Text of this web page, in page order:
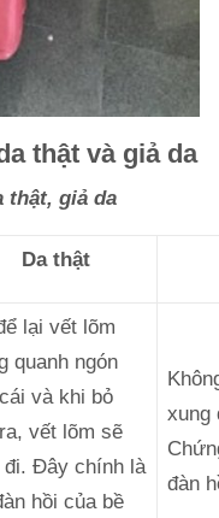
thật và giả da
thật, giả da
Da thật
lại vết lõm
quanh ngón
và khi bỏ
vết lõm sẽ
đi. Đây chính là
hồi của bề
xung
đàn